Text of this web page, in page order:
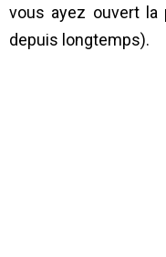
vous ayez ouvert la
depuis longtemps).